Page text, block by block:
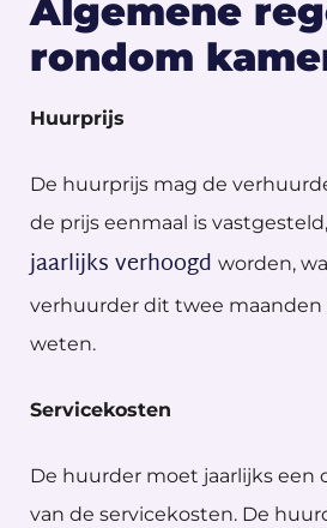
Algemene
rondom
Huurprijs
De huurprijs mag de
de prijs eenmaal is
jaarlijks verhoogd worden,
verhuurder dit twee maanden
weten.
Servicekosten
De huurder moet jaarlijks een
van de servicekosten. De